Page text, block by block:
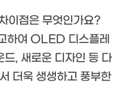
이점은 무엇인가요?
하여 OLED 디스플레
드, 새로운 디자인 등 다
더욱 생생하고 풍부한